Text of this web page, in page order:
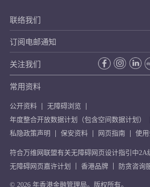
联络我们
订阅电邮通知
关注我们
常用资料
公开资料
无障碍浏览
年度整合开放数据计划（包含空间数据计划）
私隐政策声明
保安资料 网页指南 使
符合万维网联盟有关无障碍网页设计指引中2A
无障碍网页嘉许计划
香港品牌 防贪咨询
© 2026 年香港金融管理局。版权所有。